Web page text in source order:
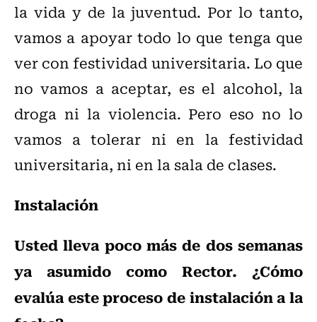
la vida y de la juventud. Por lo tanto,
vamos a apoyar todo lo que tenga que
ver con festividad universitaria. Lo que
no vamos a aceptar, es el alcohol, la
droga ni la violencia. Pero eso no lo
vamos a tolerar ni en la festividad
universitaria, ni en la sala de clases.
Instalación
Usted lleva poco más de dos semanas
ya asumido como Rector. ¿Cómo
evalúa este proceso de instalación a la